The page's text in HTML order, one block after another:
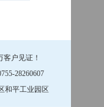
户见证！
28260607
和平工业园区